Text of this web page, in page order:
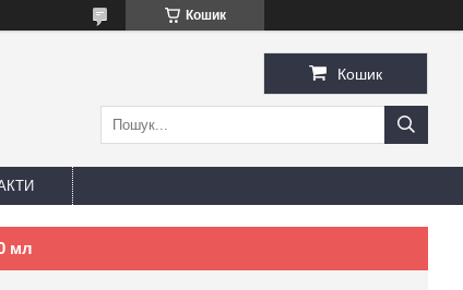
Кошик
Кошик
мл